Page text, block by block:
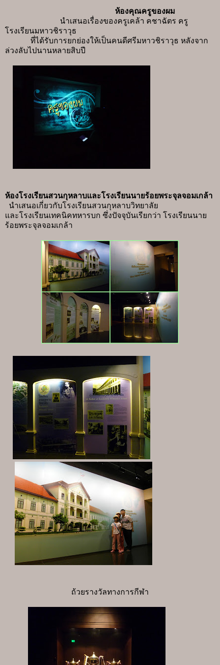
ห้องคุณครูของผม
นำเสนอเรื่องของครูเคล้า คชาฉัตร ครู
โรงเรียนมหาวชิราวุธ
ที่ได้รับการยกย่องให้เป็นคนดีศรีมหาวชิราวุธ หลังจาก
ล่วงลับไปนานหลายสิบปี
ห้องโรงเรียนสวนกุหลาบและโรงเรียนนายร้อยพระจุลจอมเกล้า
นำเสนอเกี่ยวกับโรงเรียนสวนกุหลาบวิทยาลัย
และโรงเรียนเทคนิคทหารบก ซึ่งปัจจุบันเรียกว่า โรงเรียนนาย
ร้อยพระจุลจอมเกล้า
ถ้วยรางวัลทางการกีฬา